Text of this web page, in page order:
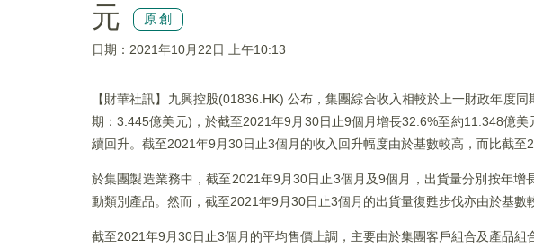
元
原創
日期：2021年10月22日 上午10:13
【財華社訊】九興控股(01836.HK) 公布，集團綜合收入相較於上一財政年度
期：3.445億美元)，於截至2021年9月30日止9個月增長32.6%至約11.348億
續回升。截至2021年9月30日止3個月的收入回升幅度由於基數較高，而比截至
於集團製造業務中，截至2021年9月30日止3個月及9個月，出貨量分別按年
動類別產品。然而，截至2021年9月30日止3個月的出貨量復甦步伐亦由於基數
截至2021年9月30日止3個月的平均售價上調，主要由於集團客戶組合及產品組